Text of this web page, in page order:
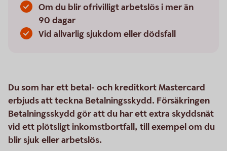
Om du blir ofrivilligt arbetslös i mer än
90 dagar
Vid allvarlig sjukdom eller dödsfall
Du som har ett betal- och kreditkort Mastercard
erbjuds att teckna Betalningsskydd. Försäkringen
Betalningsskydd gör att du har ett extra skyddsnät
vid ett plötsligt inkomstbortfall, till exempel om du
blir sjuk eller arbetslös.